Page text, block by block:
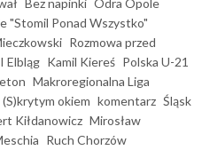
"Stomil Ponad Wszystko"
Rozmowa przed
Elbląg Kamil Kiereś Polska U-21
Makroregionalna Liga
(S)krytym okiem komentarz Śląsk
Kiłdanowicz Mirosław
Ruch Chorzów